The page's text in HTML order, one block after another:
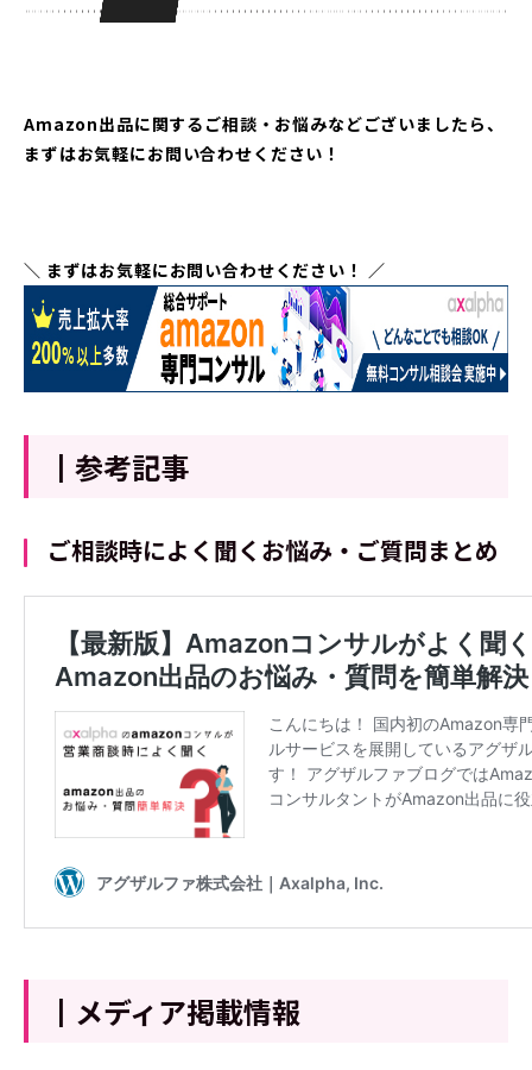
Amazon出品に関するご相談・お悩みなどございましたら、
まずはお気軽にお問い合わせください！
＼ まずはお気軽にお問い合わせください！ ／
┃参考記事
ご相談時によく聞くお悩み・ご質問まとめ
┃メディア掲載情報